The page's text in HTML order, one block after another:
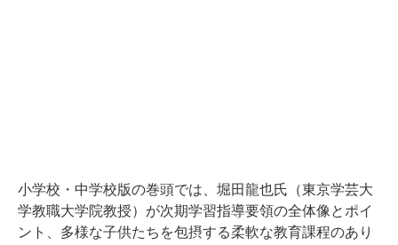
小学校・中学校版の巻頭では、堀田龍也氏（東京学芸大
学教職大学院教授）が次期学習指導要領の全体像とポイ
ント、多様な子供たちを包摂する柔軟な教育課程のあり